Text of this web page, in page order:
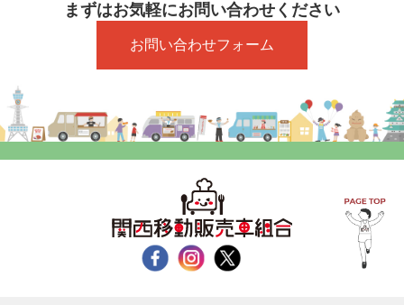
まずはお気軽にお問い合わせください
お問い合わせフォーム